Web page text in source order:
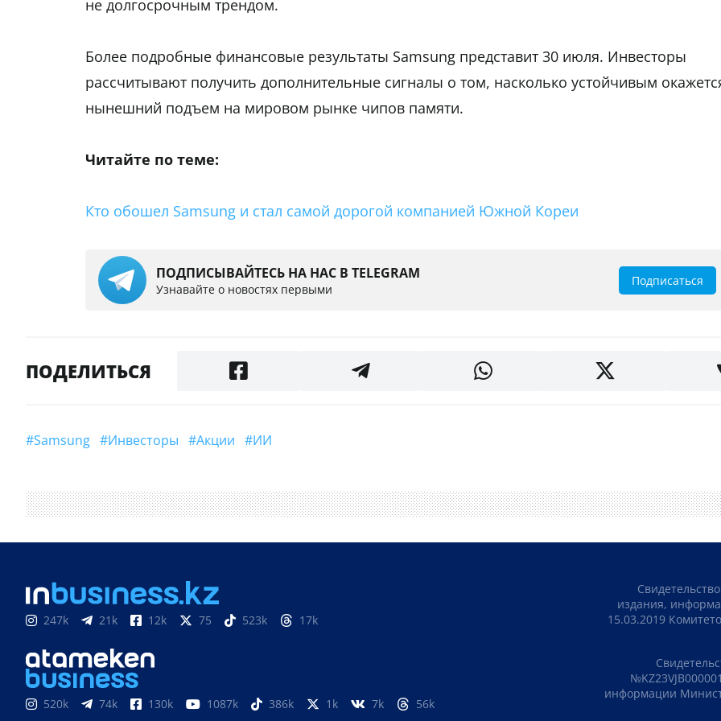
не долгосрочным трендом.
Более подробные финансовые результаты Samsung представит 30 июля. Инвесторы
рассчитывают получить дополнительные сигналы о том, насколько устойчивым
нынешний подъем на мировом рынке чипов памяти.
Читайте по теме:
Кто обошел Samsung и стал самой дорогой компанией Южной Кореи
ПОДПИСЫВАЙТЕСЬ НА НАС В TELEGRAM
Узнавайте о новостях первыми
Подписаться
ПОДЕЛИТЬСЯ
#Samsung #инвесторы #акции #ИИ
247k 21k 12k 75 523k 17k
520k 74k 130k 1087k 386k 1k 7k 56k
издания,
15.03.2019
информации